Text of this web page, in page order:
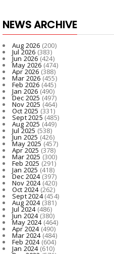
NEWS ARCHIVE
Aug 2026 (200)
Jul 2026 (383)
Jun 2026(424)
May 2026(474)
Apr 2026 (388)
Mar 2026(455)
Feb 2026 (445)
Jan 2026 (490)
Dec 2025(497)
Nov 2025 (464)
Oct 2025 (331)
Sept 2025 (485)
Aug 2025 (449)
Jul 2025 (538)
Jun 2025(426)
May 2025(457)
Apr 2025 (378)
Mar 2025 (300)
Feb 2025 (291)
Jan 2025 (418)
Dec 2024(397)
Nov 2024(420)
Oct 2024(262)
Sept 2024(454)
Aug 2024(381)
Jul 2024(486)
Jun 2024(380)
May 2024(464)
Apr 2024(490)
Mar 2024(484)
Feb 2024(604)
Jan 2024(610)